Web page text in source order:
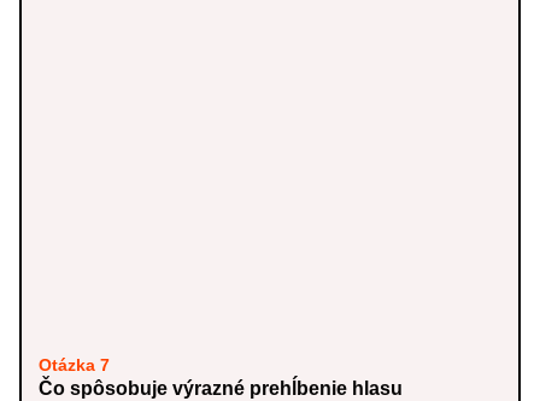
Otázka 7
Čo spôsobuje výrazné prehĺbenie hlasu